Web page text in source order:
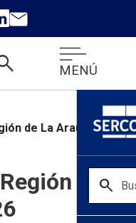
MENÚ
search
de La Araucanía
de